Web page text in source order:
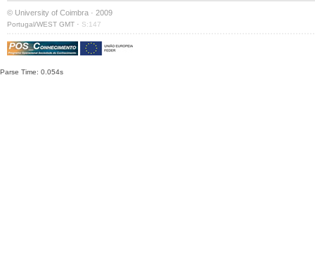
© University of Coimbra · 2009
Portugal/WEST GMT · S:147
Parse Time: 0.054s